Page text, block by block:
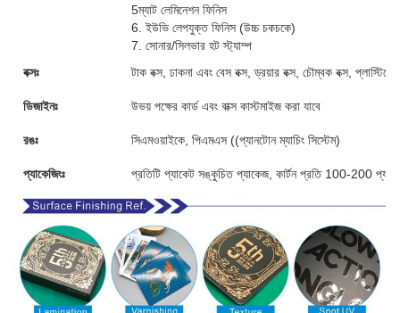
5ম্যাট লেমিনেশন ফিনিস
6. ইউভি লেপযুক্ত ফিনিস (উচ্চ চকচকে)
7. সোনার/সিলভার হট স্ট্যাম্প
বক্সঃ
টাক বক্স, ঢাকনা এবং বেস বক্স, ড্রয়ার বক্স, চৌম্বক বক্স,
ডিজাইনঃ উভয় পক্ষের কার্ড এবং বাক্স কাস্টমাইজ করা যাবে
রঙঃ সিএমওয়াইকে, পিএমএস ((প্যানটোন ম্যাচিং সিস্টেম)
প্যাকেজিংঃ প্রতিটি প্যাকেট সঙ্কুচিত প্যাকেজ, কার্টন প্রতি 100-200